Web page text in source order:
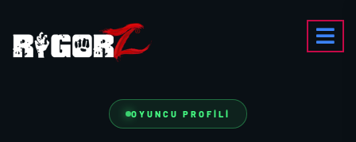
OYUNCU PROFILI